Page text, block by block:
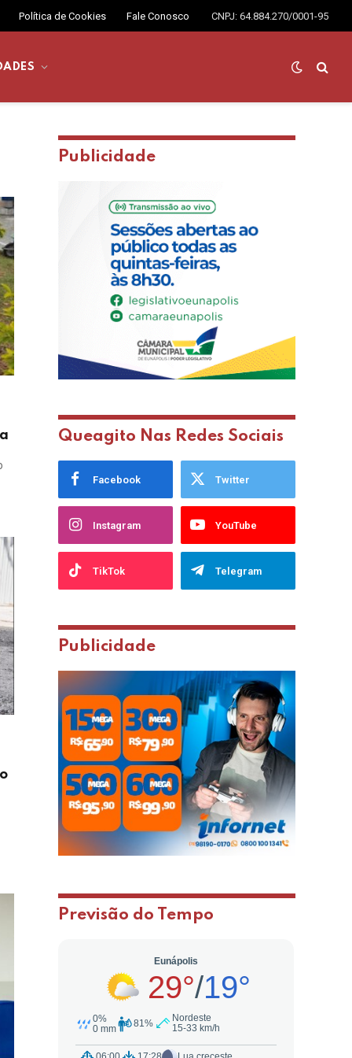
Política de Cookies Fale Conosco CNPJ: 64.884.270/0001-95
Publicidade
Queagito Nas Redes Sociais
Facebook Twitter
Instagram YouTube
TikTok Telegram
Publicidade
Previsão do Tempo